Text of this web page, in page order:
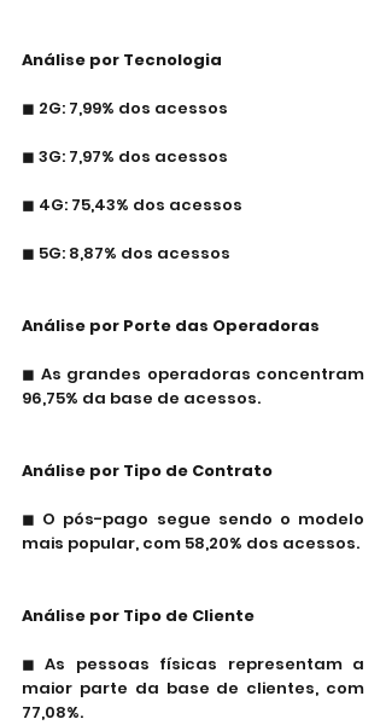
Análise por Tecnologia
◼ 2G: 7,99% dos acessos
◼ 3G: 7,97% dos acessos
◼ 4G: 75,43% dos acessos
◼ 5G: 8,87% dos acessos
Análise por Porte das Operadoras
◼ As grandes operadoras concentram
96,75% da base de acessos.
Análise por Tipo de Contrato
◼ O pós-pago segue sendo o modelo
mais popular, com 58,20% dos acessos.
Análise por Tipo de Cliente
◼ As pessoas físicas representam a
maior parte da base de clientes, com
77,08%.